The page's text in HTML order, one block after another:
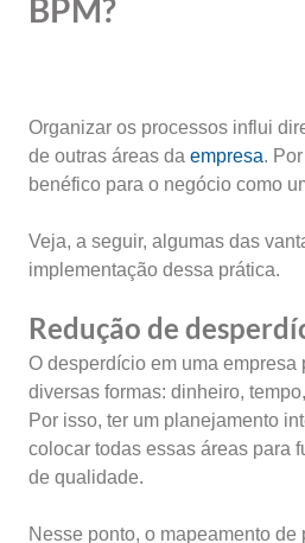
BPM?
Organizar os processos influi
de outras áreas da empresa.
benéfico para o negócio como
Veja, a seguir, algumas das
implementação dessa prática.
Redução de
O desperdício em uma empresa
diversas formas: dinheiro,
Por isso, ter um planejamento
colocar todas essas áreas para
de qualidade.
Nesse ponto, o mapeamento